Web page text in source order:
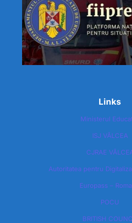
Links
Ministerul
ISJ VÂLCEA
CJRAE
Autoritatea pentru
Europass –
POCU
BRITISH